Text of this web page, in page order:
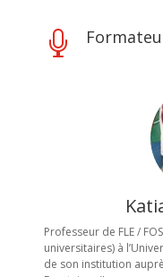

Professeur de FLE /
universitaires) à
de son institution